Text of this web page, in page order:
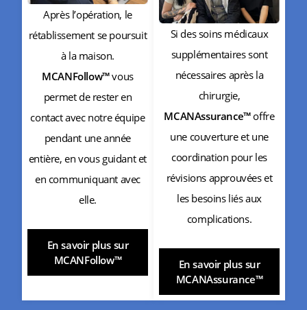
Après l’opération, le
rétablissement se poursuit
à la maison.
MCANFollow™vous
permet de rester en
contact avec notre équipe
pendant une année
entière, en vous guidant et
en communiquant avec
elle.
En savoir plus sur
MCANFollow™
Si des soins médicaux
supplémentaires sont
nécessaires après la
chirurgie,
MCANAssurance™offre
une couverture et une
coordination pour les
révisions approuvées et
les besoins liés aux
complications.
En savoir plus sur
MCANAssurance™